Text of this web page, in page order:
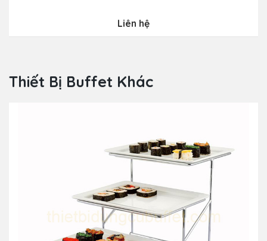
Liên hệ
Thiết Bị Buffet Khác